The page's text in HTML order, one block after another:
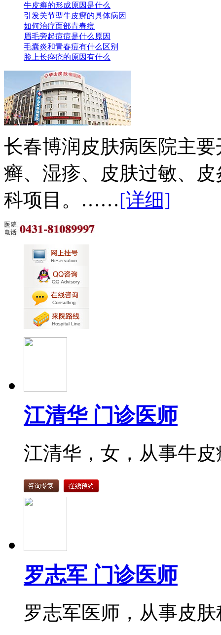
牛皮癣的形成原因是什么
引发关节型牛皮癣的具体病因
如何治疗面部青春痘
眉毛旁起痘痘是什么原因
毛囊炎和青春痘有什么区别
脸上长痤疮的原因有什么
长春博润皮肤病医院主
癣、湿疹、皮肤过敏、
科项目。……[详细]
江清华 门诊医师
江清华，女，从事牛
罗志军 门诊医师
罗志军医师，从事皮